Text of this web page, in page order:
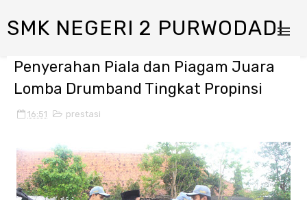
SMK NEGERI 2 PURWODADI
Penyerahan Piala dan Piagam Juara
Lomba Drumband Tingkat Propinsi
16:51 prestasi